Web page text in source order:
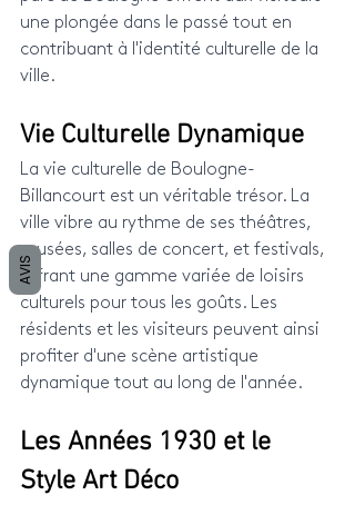
une plongée dans le passé tout en
contribuant à l'identité culturelle de la
ville.
Vie Culturelle Dynamique
La vie culturelle de Boulogne-
Billancourt est un véritable trésor. La
ville vibre au rythme de ses théâtres,
musées, salles de concert, et festivals,
offrant une gamme variée de loisirs
culturels pour tous les goûts. Les
résidents et les visiteurs peuvent ainsi
profiter d'une scène artistique
dynamique tout au long de l'année.
Les Années 1930 et le
Style Art Déco
AVIS